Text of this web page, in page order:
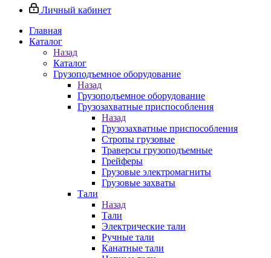
Личный кабинет
Главная
Каталог
Назад
Каталог
Грузоподъемное оборудование
Назад
Грузоподъемное оборудование
Грузозахватные приспособления
Назад
Грузозахватные приспособления
Стропы грузовые
Траверсы грузоподъемные
Грейферы
Грузовые электромагниты
Грузовые захваты
Тали
Назад
Тали
Электрические тали
Ручные тали
Канатные тали